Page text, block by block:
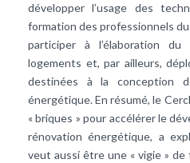
développer l’usage des
formation des professionnels
participer à l’élaboration
logements et, par ailleurs,
destinées à la conception
énergétique. En résumé, le
« briques » pour accélérer le
rénovation énergétique, a
veut aussi être une « vigie »